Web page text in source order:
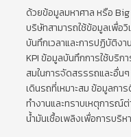
ด้วยข้อมูลมหาศาล หรือ
บริษัทสามารถใช้ข้อมูลเพื่อวิ
บันทึกเวลาและการปฏิบัติง
KPI ข้อมูลบันทึกการใช้บริก
สมในการจัดสรรรถและอื่น
เดินรถที่เหมาะสม ข้อมูลก
ทำงานและทราบเหตุการณ์
น้ำมันเชื้อเพลิงเพื่อการบริห